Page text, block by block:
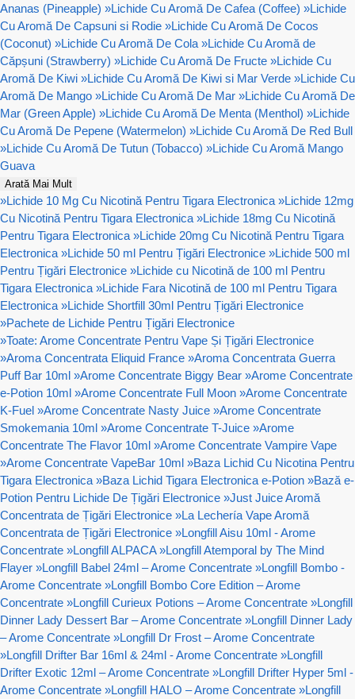
Ananas (Pineapple) »Lichide Cu Aromă De Cafea (Coffee) »Lichide
Cu Aromă De Capsuni si Rodie »Lichide Cu Aromă De Cocos
(Coconut) »Lichide Cu Aromă De Cola »Lichide Cu Aromă de
Căpșuni (Strawberry) »Lichide Cu Aromă De Fructe »Lichide Cu
Aromă De Kiwi »Lichide Cu Aromă De Kiwi si Mar Verde »Lichide Cu
Aromă De Mango »Lichide Cu Aromă De Mar »Lichide Cu Aromă De
Mar (Green Apple) »Lichide Cu Aromă De Menta (Menthol) »Lichide
Cu Aromă De Pepene (Watermelon) »Lichide Cu Aromă De Red Bull
»Lichide Cu Aromă De Tutun (Tobacco) »Lichide Cu Aromă Mango
Guava
Arată Mai Mult
»Lichide 10 Mg Cu Nicotină Pentru Tigara Electronica »Lichide 12mg
Cu Nicotină Pentru Tigara Electronica »Lichide 18mg Cu Nicotină
Pentru Tigara Electronica »Lichide 20mg Cu Nicotină Pentru Tigara
Electronica »Lichide 50 ml Pentru Țigări Electronice »Lichide 500 ml
Pentru Țigări Electronice »Lichide cu Nicotină de 100 ml Pentru
Tigara Electronica »Lichide Fara Nicotină de 100 ml Pentru Tigara
Electronica »Lichide Shortfill 30ml Pentru Țigări Electronice
»Pachete de Lichide Pentru Țigări Electronice
»Toate: Arome Concentrate Pentru Vape Și Țigări Electronice
»Aroma Concentrata Eliquid France »Aroma Concentrata Guerra
Puff Bar 10ml »Arome Concentrate Biggy Bear »Arome Concentrate
e-Potion 10ml »Arome Concentrate Full Moon »Arome Concentrate
K-Fuel »Arome Concentrate Nasty Juice »Arome Concentrate
Smokemania 10ml »Arome Concentrate T-Juice »Arome
Concentrate The Flavor 10ml »Arome Concentrate Vampire Vape
»Arome Concentrate VapeBar 10ml »Baza Lichid Cu Nicotina Pentru
Tigara Electronica »Baza Lichid Tigara Electronica e-Potion »Bază e-
Potion Pentru Lichide De Țigări Electronice »Just Juice Aromă
Concentrata de Țigări Electronice »La Lechería Vape Aromă
Concentrata de Țigări Electronice »Longfill Aisu 10ml - Arome
Concentrate »Longfill ALPACA »Longfill Atemporal by The Mind
Flayer »Longfill Babel 24ml – Arome Concentrate »Longfill Bombo -
Arome Concentrate »Longfill Bombo Core Edition – Arome
Concentrate »Longfill Curieux Potions – Arome Concentrate »Longfill
Dinner Lady Dessert Bar – Arome Concentrate »Longfill Dinner Lady
– Arome Concentrate »Longfill Dr Frost – Arome Concentrate
»Longfill Drifter Bar 16ml & 24ml - Arome Concentrate »Longfill
Drifter Exotic 12ml – Arome Concentrate »Longfill Drifter Hyper 5ml -
Arome Concentrate »Longfill HALO – Arome Concentrate »Longfill